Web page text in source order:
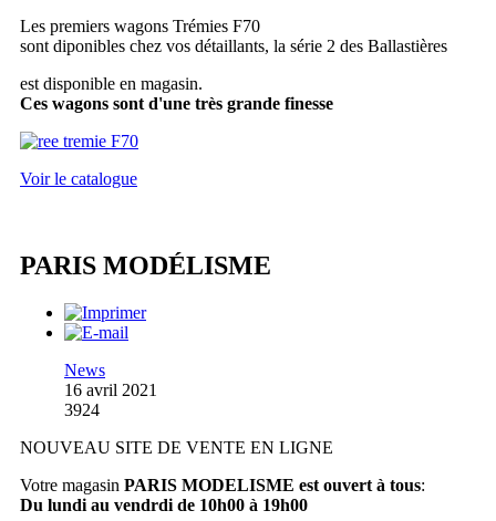
Les premiers wagons Trémies F70
sont diponibles chez vos détaillants, la série 2 des Ballastières
est disponible en magasin.
Ces wagons sont d'une très grande finesse
Voir le catalogue
PARIS MODÉLISME
News
16 avril 2021
3924
NOUVEAU SITE DE VENTE EN LIGNE
Votre magasin PARIS MODELISME est ouvert à tous:
Du lundi au vendrdi de 10h00 à 19h00